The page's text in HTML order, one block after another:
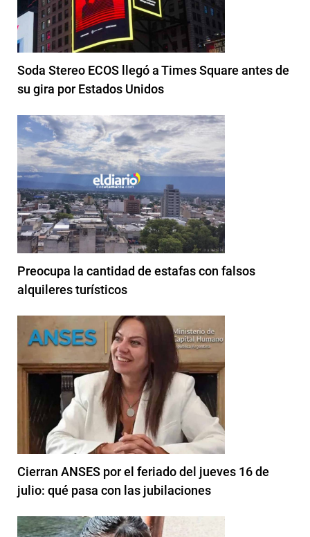
Soda Stereo ECOS llegó a Times Square antes de
su gira por Estados Unidos
Preocupa la cantidad de estafas con falsos
alquileres turísticos
Cierran ANSES por el feriado del jueves 16 de
julio: qué pasa con las jubilaciones